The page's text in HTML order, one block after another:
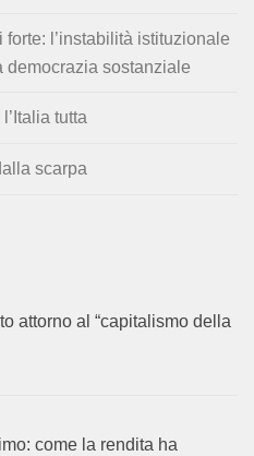
forte: l’instabilità istituzionale
democrazia sostanziale
tutta
scarpa
attorno al “capitalismo della
come la rendita ha